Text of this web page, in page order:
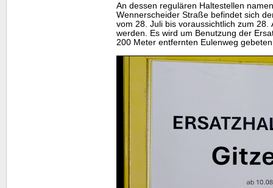
An dessen regulären Haltestellen
Wennerscheider Straße befindet sich
vom 28. Juli bis voraussichtlich zum 28.
werden. Es wird um Benutzung der
200 Meter entfernten Eulenweg